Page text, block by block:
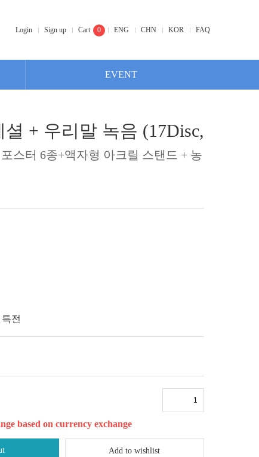
Login Sign up Cart 0 ENG CHN KOR FAQ
EVENT
+ 우리말 녹음 (17Disc,
스터 6종+액자형 아크릴 스탠드 + 농
전
based on currency exchange
Add to wishlist